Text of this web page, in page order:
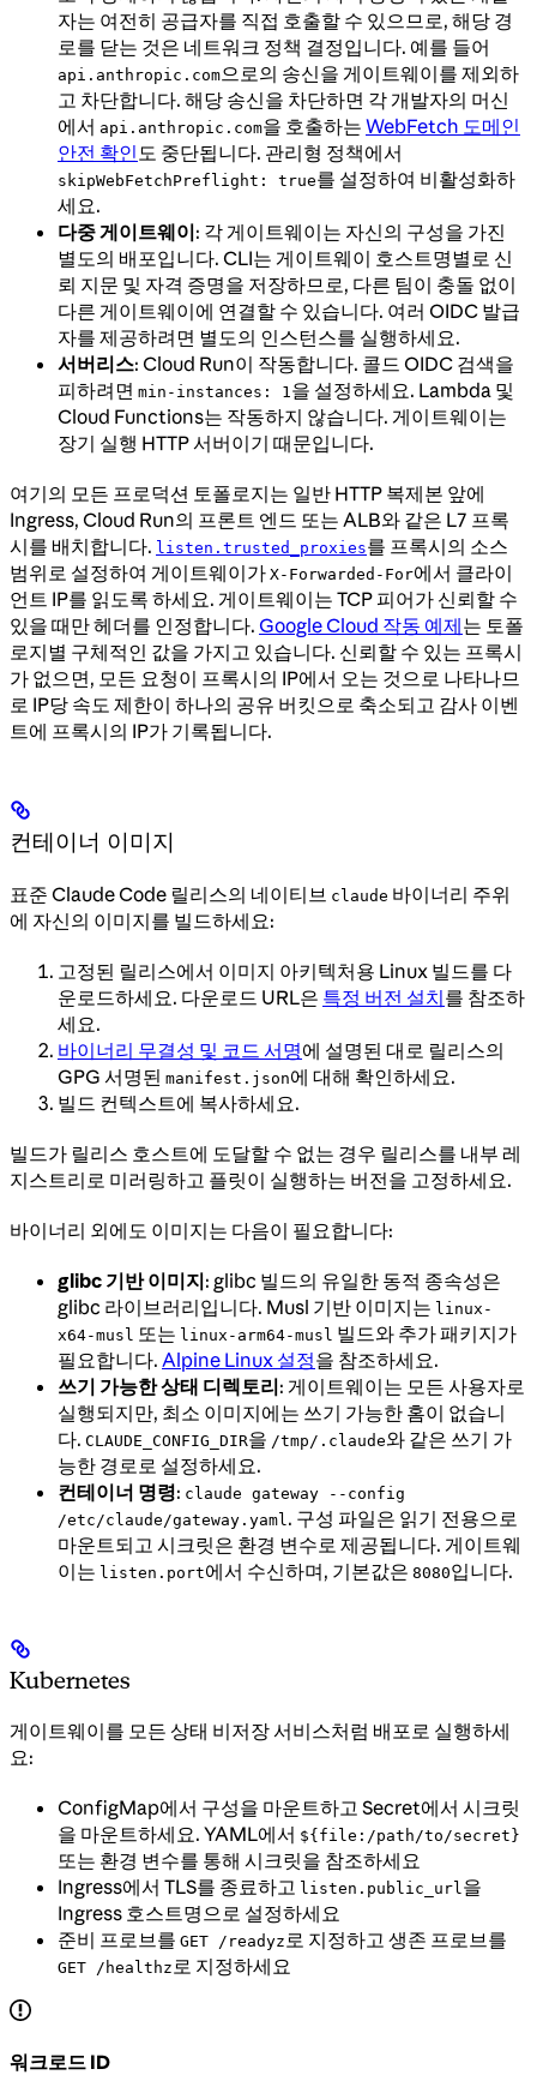
자는 여전히 공급자를 직접 호출할 수 있으므로, 해당 경
로를 닫는 것은 네트워크 정책 결정입니다. 예를 들어
api.anthropic.com으로의 송신을 게이트웨이를 제외하
고 차단합니다. 해당 송신을 차단하면 각 개발자의 머신
에서 api.anthropic.com을 호출하는 WebFetch 도메인
안전 확인도 중단됩니다. 관리형 정책에서
skipWebFetchPreflight: true를 설정하여 비활성화하
세요.
다중 게이트웨이: 각 게이트웨이는 자신의 구성을 가진
별도의 배포입니다. CLI는 게이트웨이 호스트명별로 신
뢰 지문 및 자격 증명을 저장하므로, 다른 팀이 충돌 없이
다른 게이트웨이에 연결할 수 있습니다. 여러 OIDC 발급
자를 제공하려면 별도의 인스턴스를 실행하세요.
서버리스: Cloud Run이 작동합니다. 콜드 OIDC 검색을
피하려면 min-instances: 1을 설정하세요. Lambda 및
Cloud Functions는 작동하지 않습니다. 게이트웨이는
장기 실행 HTTP 서버이기 때문입니다.
여기의 모든 프로덕션 토폴로지는 일반 HTTP 복제본 앞에
Ingress, Cloud Run의 프론트 엔드 또는 ALB와 같은 L7 프록
시를 배치합니다. listen.trusted_proxies를 프록시의 소스
범위로 설정하여 게이트웨이가 X-Forwarded-For에서 클라이
언트 IP를 읽도록 하세요. 게이트웨이는 TCP 피어가 신뢰할 수
있을 때만 헤더를 인정합니다. Google Cloud 작동 예제는 토폴
로지별 구체적인 값을 가지고 있습니다. 신뢰할 수 있는 프록시
가 없으면, 모든 요청이 프록시의 IP에서 오는 것으로 나타나므
로 IP당 속도 제한이 하나의 공유 버킷으로 축소되고 감사 이벤
트에 프록시의 IP가 기록됩니다.
컨테이너 이미지
표준 Claude Code 릴리스의 네이티브 claude 바이너리 주위
에 자신의 이미지를 빌드하세요:
고정된 릴리스에서 이미지 아키텍처용 Linux 빌드를 다
운로드하세요. 다운로드 URL은 특정 버전 설치를 참조하
세요.
바이너리 무결성 및 코드 서명에 설명된 대로 릴리스의
GPG 서명된 manifest.json에 대해 확인하세요.
빌드 컨텍스트에 복사하세요.
빌드가 릴리스 호스트에 도달할 수 없는 경우 릴리스를 내부 레
지스트리로 미러링하고 플릿이 실행하는 버전을 고정하세요.
바이너리 외에도 이미지는 다음이 필요합니다:
glibc 기반 이미지: glibc 빌드의 유일한 동적 종속성은
glibc 라이브러리입니다. Musl 기반 이미지는 linux-
x64-musl 또는 linux-arm64-musl 빌드와 추가 패키지가
필요합니다. Alpine Linux 설정을 참조하세요.
쓰기 가능한 상태 디렉토리: 게이트웨이는 모든 사용자로
실행되지만, 최소 이미지에는 쓰기 가능한 홈이 없습니
다. CLAUDE_CONFIG_DIR을 /tmp/.claude와 같은 쓰기 가
능한 경로로 설정하세요.
컨테이너 명령: claude gateway --config
/etc/claude/gateway.yaml. 구성 파일은 읽기 전용으로
마운트되고 시크릿은 환경 변수로 제공됩니다. 게이트웨
이는 listen.port에서 수신하며, 기본값은 8080입니다.
Kubernetes
게이트웨이를 모든 상태 비저장 서비스처럼 배포로 실행하세
요:
ConfigMap에서 구성을 마운트하고 Secret에서 시크릿
을 마운트하세요. YAML에서 ${file:/path/to/secret}
또는 환경 변수를 통해 시크릿을 참조하세요
Ingress에서 TLS를 종료하고 listen.public_url을
Ingress 호스트명으로 설정하세요
준비 프로브를 GET /readyz로 지정하고 생존 프로브를
GET /healthz로 지정하세요
워크로드 ID